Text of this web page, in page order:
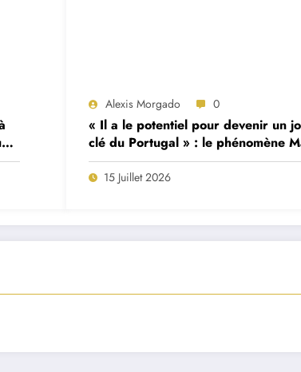
Alexis Morgado 0
« Il a le potentiel pour devenir un
clé du Portugal » : le phénomène
Fernandes décrit par son ancien
formateur
15 Juillet 2026